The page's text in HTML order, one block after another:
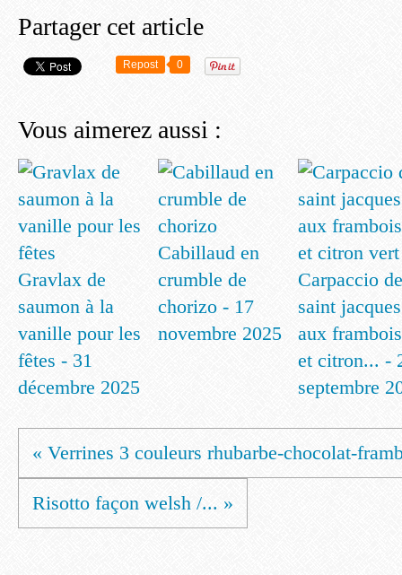
Partager cet article
Repost 0
Vous aimerez aussi :
Gravlax de
saumon à la
vanille pour les
fêtes - 31
décembre 2025
Cabillaud en
crumble de
chorizo - 17
novembre 2025
Carpaccio de
saint jacques
aux
et citron... -
septembre
« Verrines 3 couleurs rhubarbe-chocolat-
Risotto façon welsh /... »